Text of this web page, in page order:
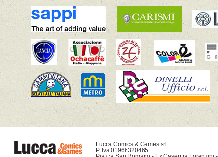
Lucca Comics & Games srl
P. Iva 01966320465